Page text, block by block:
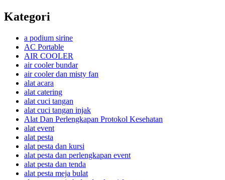
Kategori
a podium sirine
AC Portable
AIR COOLER
air cooler bundar
air cooler dan misty fan
alat acara
alat catering
alat cuci tangan
alat cuci tangan injak
Alat Dan Perlengkapan Protokol Kesehatan
alat event
alat pesta
alat pesta dan kursi
alat pesta dan perlengkapan event
alat pesta dan tenda
alat pesta meja bulat